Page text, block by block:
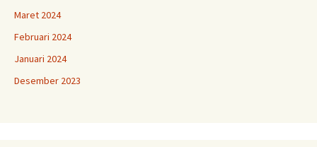
Maret 2024
Februari 2024
Januari 2024
Desember 2023